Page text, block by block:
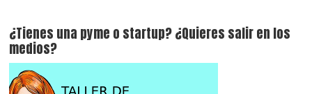
¿Tienes una pyme o startup? ¿Quieres salir en los
medios?